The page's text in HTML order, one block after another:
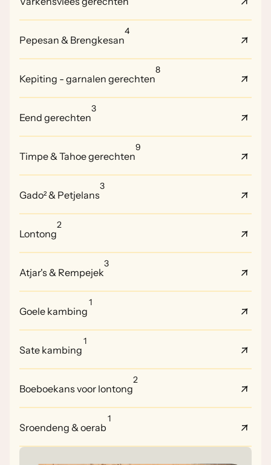
Pepesan & Brengkesan
4
Kepiting - garnalen gerechten
8
Eend gerechten
3
Timpe & Tahoe gerechten
9
Gado² & Petjelans
3
Lontong
2
Atjar's & Rempejek
3
Goele kambing
1
Sate kambing
1
Boeboekans voor lontong
2
Sroendeng & oerab
1